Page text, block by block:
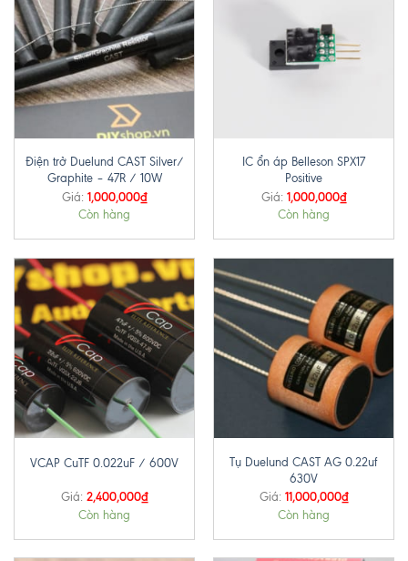
Điện trở Duelund CAST Silver/
Graphite – 47R / 10W
Giá: 1,000,000₫
Còn hàng
IC ổn áp Belleson SPX17
Positive
Giá: 1,000,000₫
Còn hàng
VCAP CuTF 0.022uF / 600V
Giá: 2,400,000₫
Còn hàng
Tụ Duelund CAST AG 0.22uf
630V
Giá: 11,000,000₫
Còn hàng